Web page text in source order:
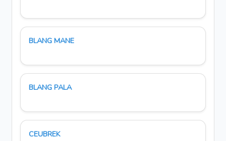
BLANG MANE
BLANG PALA
CEUBREK